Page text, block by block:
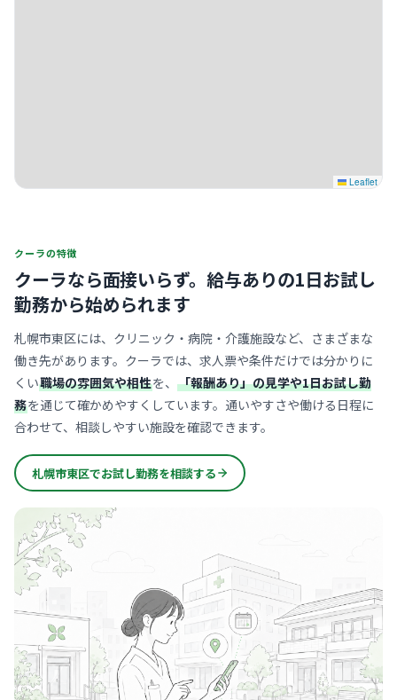
Leaflet
クーラの特徴
クーラなら面接いらず。 給与ありの1日お試し
勤務から始められます
札幌市東区には、クリニック・病院・介護施設など、さまざまな
働き先があります。クーラでは、求人票や条件だけでは分かりに
くい職場の雰囲気や相性を、 「報酬あり」の見学や1日お試し勤
務を通じて確かめやすくしています。通いやすさや働ける日程に
合わせて、相談しやすい施設を確認できます。
札幌市東区でお試し勤務を相談する